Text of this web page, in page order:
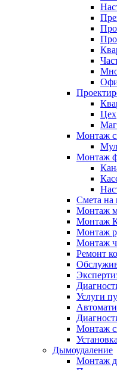
Цех
Монтаж
Монтаж
Смета на
Монтаж
Монтаж
Монтаж
Монтаж
Ремонт
Услуги
Монтаж
Дымоудаление
Монтаж